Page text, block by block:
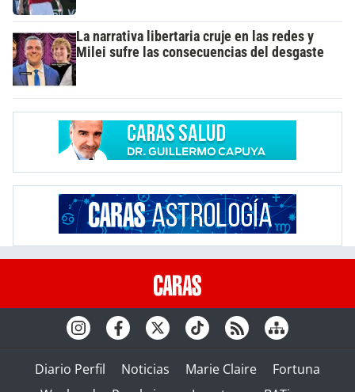
La narrativa libertaria cruje en las redes y
Milei sufre las consecuencias del desgaste
Diario Perfil Noticias Marie Claire
Fortuna